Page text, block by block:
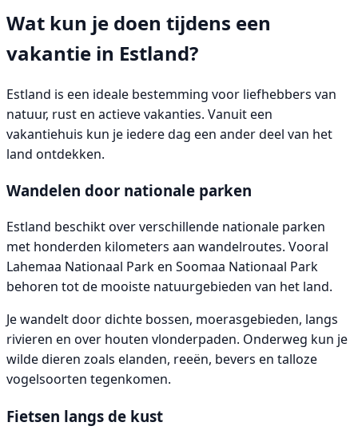
Wat kun je doen tijdens een
vakantie in Estland?
Estland is een ideale bestemming voor liefhebbers van
natuur, rust en actieve vakanties. Vanuit een
vakantiehuis kun je iedere dag een ander deel van het
land ontdekken.
Wandelen door nationale parken
Estland beschikt over verschillende nationale parken
met honderden kilometers aan wandelroutes. Vooral
Lahemaa Nationaal Park en Soomaa Nationaal Park
behoren tot de mooiste natuurgebieden van het land.
Je wandelt door dichte bossen, moerasgebieden, langs
rivieren en over houten vlonderpaden. Onderweg kun je
wilde dieren zoals elanden, reeën, bevers en talloze
vogelsoorten tegenkomen.
Fietsen langs de kust